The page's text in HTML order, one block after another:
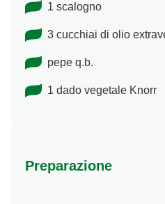
1 scalogno
3 cucchiai di olio
pepe q.b.
1 dado vegetale Knorr
Preparazione